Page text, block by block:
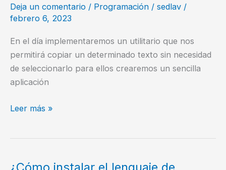
Deja un comentario / Programación / sedlav /
febrero 6, 2023
En el día implementaremos un utilitario que nos
permitirá copiar un determinado texto sin necesidad
de seleccionarlo para ellos crearemos un sencilla
aplicación
Implementado
javascript
Leer más »
¿Cómo instalar el lenguaje de